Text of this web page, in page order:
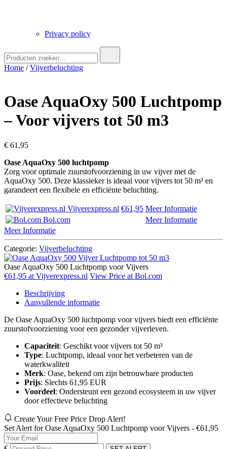
Privacy policy
naar:
Home /Vijverbeluchting
Oase AquaOxy 500 Luchtpomp
– Voor vijvers tot 50 m3
€ 61,95
Oase AquaOxy 500 luchtpomp
Zorg voor optimale zuurstofvoorziening in uw vijver met de
AquaOxy 500. Deze klassieker is ideaal voor vijvers tot 50 m³ en
garandeert een flexibele en efficiënte beluchting.
Vijverexpress.nl €61,95 Meer Informatie
Bol.com
Meer Informatie
Meer Informatie
Categorie: Vijverbeluchting
Oase AquaOxy 500 Luchtpomp voor Vijvers
€61,95 at Vijverexpress.nl View Price at Bol.com
Beschrijving
Aanvullende informatie
De Oase AquaOxy 500 luchtpomp voor vijvers biedt een efficiënte
zuurstofvoorziening voor een gezonder vijverleven.
Capaciteit: Geschikt voor vijvers tot 50 m³
Type: Luchtpomp, ideaal voor het verbeteren van de
waterkwaliteit
Merk: Oase, bekend om zijn betrouwbare producten
Prijs: Slechts 61,95 EUR
Voordeel: Ondersteunt een gezond ecosysteem in uw vijver
door effectieve beluchting
Create Your Free Price Drop Alert!
Set Alert for Oase AquaOxy 500 Luchtpomp voor Vijvers - €61,95